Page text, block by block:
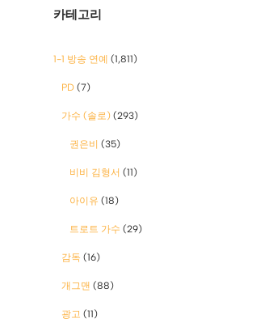
카테고리
1-1 방송 연예 (1,811)
PD (7)
가수 (솔로) (293)
권은비 (35)
비비 김형서 (11)
아이유 (18)
트로트 가수 (29)
감독 (16)
개그맨 (88)
광고 (11)